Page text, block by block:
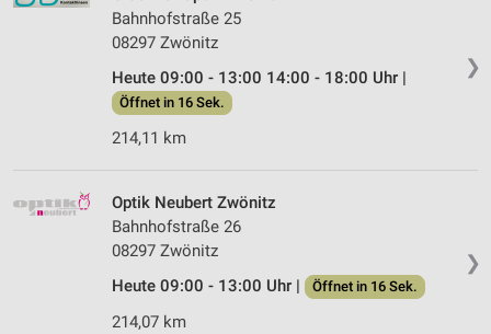
❯
Bahnhofstraße 25
08297 Zwönitz
Heute 09:00 - 13:00 14:00 - 18:00 Uhr |
Öffnet in 16 Sek.
214,11 km
❯
Optik Neubert Zwönitz
Bahnhofstraße 26
08297 Zwönitz
Heute 09:00 - 13:00 Uhr |
Öffnet in 16 Sek.
214,07 km